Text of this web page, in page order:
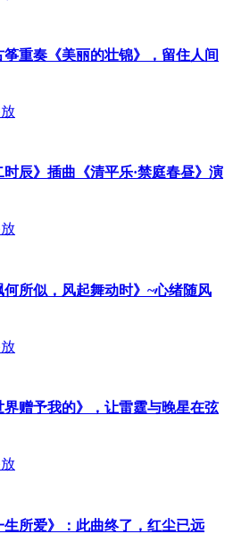
重奏《美丽的壮锦》，留住人间
辰》插曲《清平乐·禁庭春昼》演
所似，风起舞动时》~心绪随风
赠予我的》，让雷霆与晚星在弦
所爱》：此曲终了，红尘已远